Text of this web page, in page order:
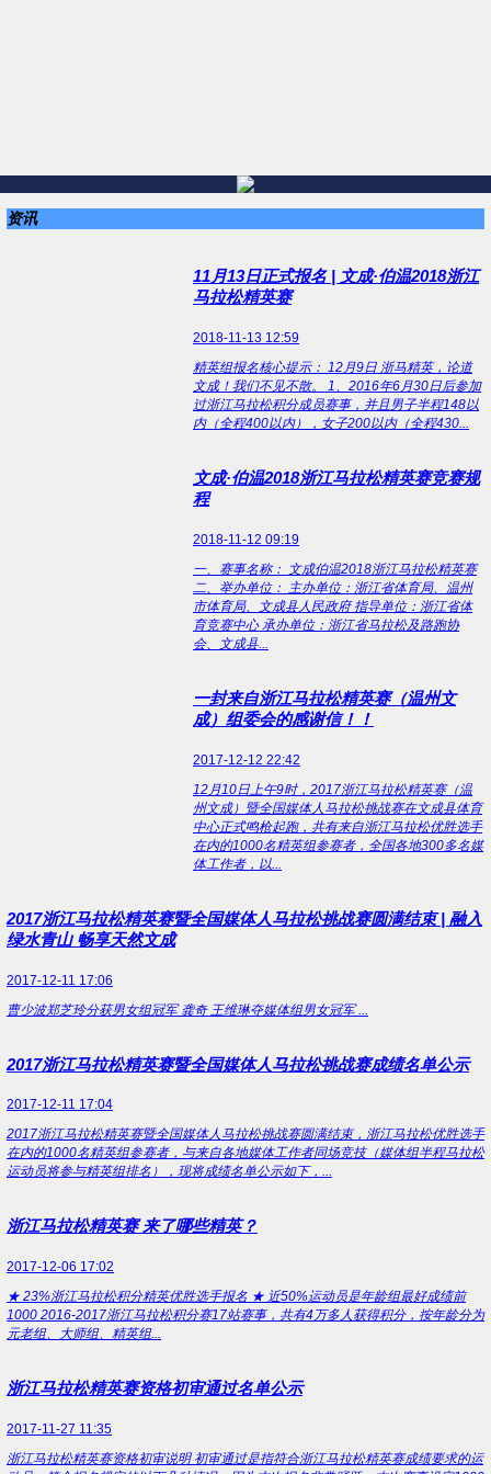
资讯
11月13日正式报名 | 文成·伯温2018浙江
马拉松精英赛
2018-11-13 12:59
精英组报名核心提示： 12月9日 浙马精英，论道
文成！我们不见不散。 1、2016年6月30日后参加
过浙江马拉松积分成员赛事，并且男子半程148以
内（全程400以内），女子200以内（全程430...
文成·伯温2018浙江马拉松精英赛竞赛规
程
2018-11-12 09:19
一、赛事名称： 文成伯温2018浙江马拉松精英赛
二、举办单位： 主办单位：浙江省体育局、温州
市体育局、文成县人民政府 指导单位：浙江省体
育竞赛中心 承办单位：浙江省马拉松及路跑协
会、文成县...
一封来自浙江马拉松精英赛（温州文
成）组委会的感谢信！！
2017-12-12 22:42
12月10日上午9时，2017浙江马拉松精英赛（温
州文成）暨全国媒体人马拉松挑战赛在文成县体育
中心正式鸣枪起跑，共有来自浙江马拉松优胜选手
在内的1000名精英组参赛者，全国各地300多名媒
体工作者，以...
2017浙江马拉松精英赛暨全国媒体人马拉松挑战赛圆满结束 | 融入
绿水青山 畅享天然文成
2017-12-11 17:06
曹少波郑芝玲分获男女组冠军 龚奇 王维琳夺媒体组男女冠军 ...
2017浙江马拉松精英赛暨全国媒体人马拉松挑战赛成绩名单公示
2017-12-11 17:04
2017浙江马拉松精英赛暨全国媒体人马拉松挑战赛圆满结束，浙江马拉松优胜选手
在内的1000名精英组参赛者，与来自各地媒体工作者同场竞技（媒体组半程马拉松
运动员将参与精英组排名），现将成绩名单公示如下，...
浙江马拉松精英赛 来了哪些精英？
2017-12-06 17:02
★ 23%浙江马拉松积分精英优胜选手报名 ★ 近50%运动员是年龄组最好成绩前
1000 2016-2017浙江马拉松积分赛17站赛事，共有4万多人获得积分，按年龄分为
元老组、大师组、精英组...
浙江马拉松精英赛资格初审通过名单公示
2017-11-27 11:35
浙江马拉松精英赛资格初审说明 初审通过是指符合浙江马拉松精英赛成绩要求的运